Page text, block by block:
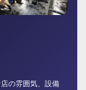
の雰囲気、設備